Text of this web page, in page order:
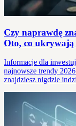
Czy naprawdę
Oto, co ukrywają
Informacje dla
najnowsze trendy
znajdziesz nigdzie